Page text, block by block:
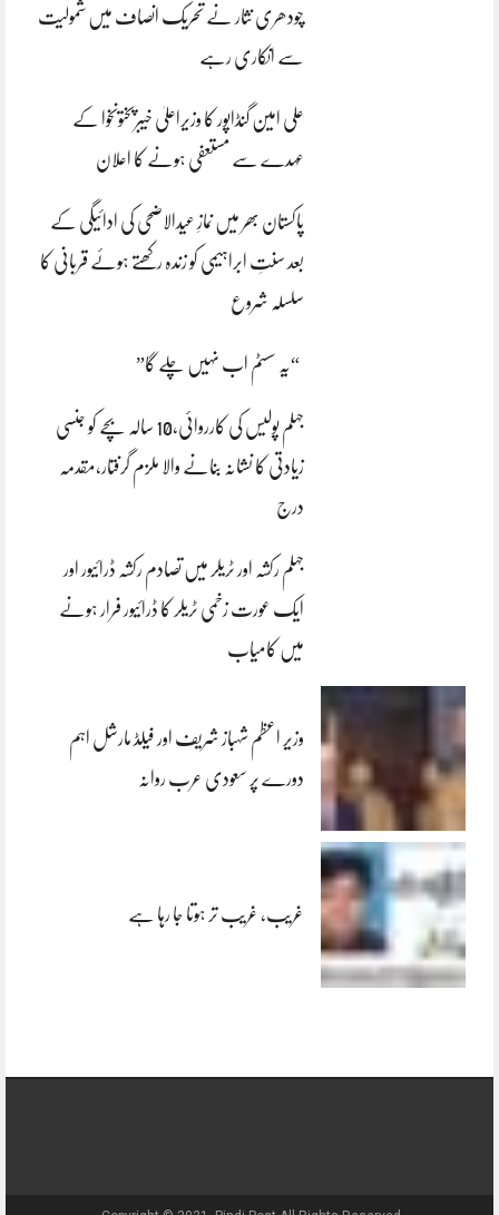
چودھری نثار نے تحریک انصاف میں شمولیت
سے انکاری رہے
علی امین گنڈاپور کا وزیراعلیٰ خیبرپختونخوا کے
عہدے سے مستعفی ہونے کا اعلان
پاکستان بھر میں نمازِ عیدالاضحی کی ادائیگی کے
بعد سنتِ ابراہیمی کو زندہ رکھتے ہوئے قربانی کا
سلسلہ شروع
“یہ سسٹم اب نہیں چلے گا”
جہلم پولیس کی کارروائی،10 سالہ بچے کو جنسی
زیادتی کا نشانہ بنانے والا ملزم گرفتار،مقدمہ
درج
جہلم رکشہ اور ٹریلر میں تصادم رکشہ ڈرائیور اور
ایک عورت زخمی ٹریلر کا ڈرائیور فرار ہونے
میں کامیاب
وزیر اعظم شہباز شریف اور فیلڈ مارشل اہم
دورے پر سعودی عرب روانہ
غریب، غریب تر ہوتا جا رہا ہے